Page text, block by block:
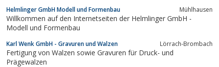
Helmlinger GmbH Modell und Formenbau Mühlhausen
Willkommen auf den Internetseiten der Helmlinger GmbH -
Modell und Formenbau
Karl Wenk GmbH - Gravuren und Walzen Lörrach-Brombach
Fertigung von Walzen sowie Gravuren für Druck- und
Prägewalzen